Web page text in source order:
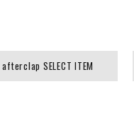
afterclap SELECT ITEM